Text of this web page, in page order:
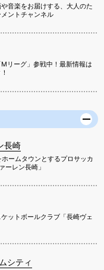
音楽をお届けする、大人のた
ントチャンネル
リーグ」参戦中！最新情報は
長崎
ームタウンとするプロサッカ
ーレン長崎」
ットボールクラブ「長崎ヴェ
シティ